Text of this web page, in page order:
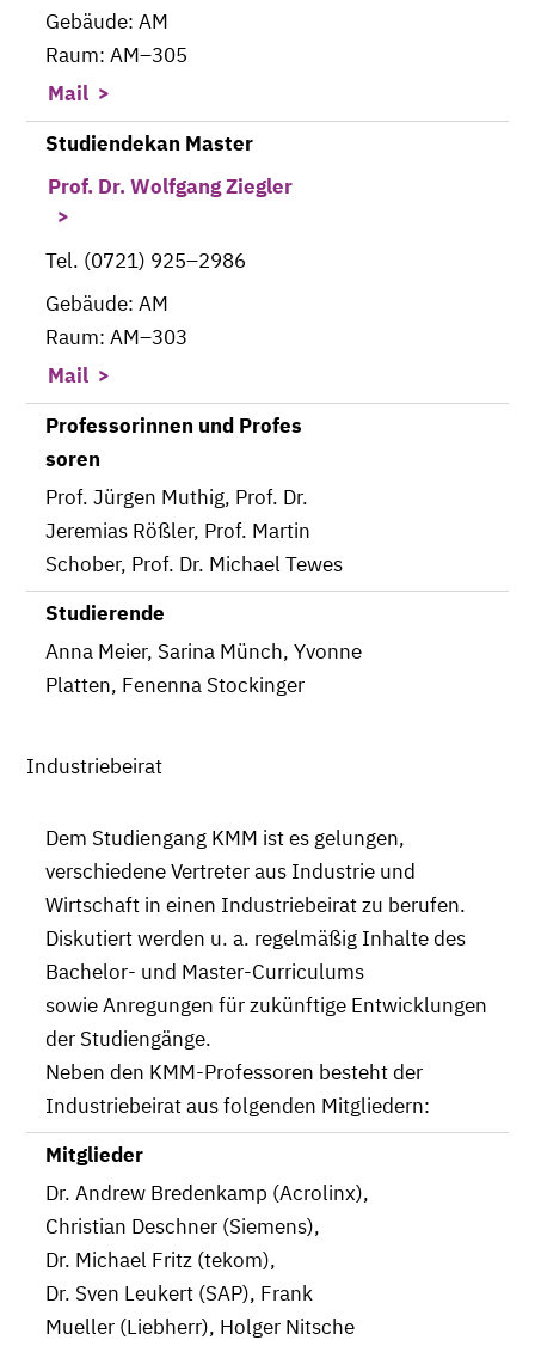
Gebäude: AM
Raum: AM–305
Mail
Studiendekan Master
Prof. Dr. Wolfgang Ziegler
Tel. (0721) 925–2986
Gebäude: AM
Raum: AM–303
Mail
Professorinnen und Profes
soren
Prof. Jürgen Muthig, Prof. Dr.
Jeremias Rößler, Prof. Martin
Schober, Prof. Dr. Michael Tewes
Studierende
Anna Meier, Sarina Münch, Yvonne
Platten, Fenenna Stockinger
Industriebeirat
Dem Studiengang KMM ist es gelungen,
verschiedene Vertreter aus Industrie und
Wirtschaft in einen Industriebeirat zu berufen.
Diskutiert werden u. a. regelmäßig Inhalte des
Bachelor- und Master-Curriculums
sowie Anregungen für zukünftige Entwicklungen
der Studiengänge.
Neben den KMM-Professoren besteht der
Industriebeirat aus folgenden Mitgliedern:
Mitglieder
Dr. Andrew Bredenkamp (Acrolinx),
Christian Deschner (Siemens),
Dr. Michael Fritz (tekom),
Dr. Sven Leukert (SAP), Frank
Mueller (Liebherr), Holger Nitsche